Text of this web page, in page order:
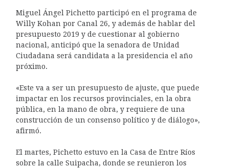
Miguel Ángel Pichetto participó en el programa de
Willy Kohan por Canal 26, y además de hablar del
presupuesto 2019 y de cuestionar al gobierno
nacional, anticipó que la senadora de Unidad
Ciudadana será candidata a la presidencia el año
próximo.
«Este va a ser un presupuesto de ajuste, que puede
impactar en los recursos provinciales, en la obra
pública, en la mano de obra, y requiere de una
construcción de un consenso político y de diálogo»,
afirmó.
El martes, Pichetto estuvo en la Casa de Entre Ríos
sobre la calle Suipacha, donde se reunieron los